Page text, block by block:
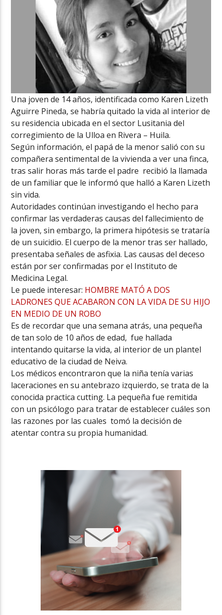
Una joven de 14 años, identificada como Karen Lizeth
Aguirre Pineda, se habría quitado la vida al interior de
su residencia ubicada en el sector Lusitania del
corregimiento de la Ulloa en Rivera – Huila.
Según información, el papá de la menor salió con su
compañera sentimental de la vivienda a ver una finca,
tras salir horas más tarde el padre recibió la llamada
de un familiar que le informó que halló a Karen Lizeth
sin vida.
Autoridades continúan investigando el hecho para
confirmar las verdaderas causas del fallecimiento de
la joven, sin embargo, la primera hipótesis se trataría
de un suicidio. El cuerpo de la menor tras ser hallado,
presentaba señales de asfixia. Las causas del deceso
están por ser confirmadas por el Instituto de
Medicina Legal.
Le puede interesar: HOMBRE MATÓ A DOS
LADRONES QUE ACABARON CON LA VIDA DE SU HIJO
EN MEDIO DE UN ROBO
Es de recordar que una semana atrás, una pequeña
de tan solo de 10 años de edad, fue hallada
intentando quitarse la vida, al interior de un plantel
educativo de la ciudad de Neiva.
Los médicos encontraron que la niña tenía varias
laceraciones en su antebrazo izquierdo, se trata de la
conocida practica cutting. La pequeña fue remitida
con un psicólogo para tratar de establecer cuáles son
las razones por las cuales tomó la decisión de
atentar contra su propia humanidad.